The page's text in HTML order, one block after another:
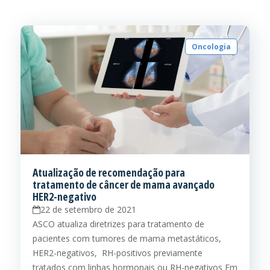
Oncologia
Atualização de recomendação para
tratamento de câncer de mama avançado
HER2-negativo
22 de setembro de 2021
ASCO atualiza diretrizes para tratamento de
pacientes com tumores de mama metastáticos,
HER2-negativos, RH-positivos previamente
tratados com linhas hormonais ou RH-negativos Em